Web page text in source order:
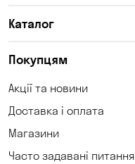
Каталог
Покупцям
Акції та новини
Доставка і оплата
Магазини
Часто задавані питання